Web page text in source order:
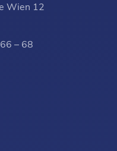
Wien 12
– 68